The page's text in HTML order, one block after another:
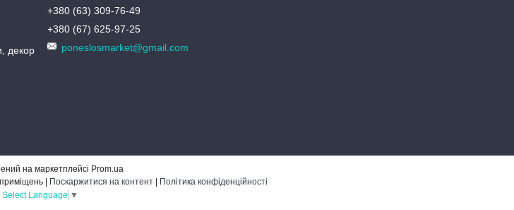
декор
+380 (63) 309-76-49
+380 (67) 625-97-25
poneslosmarket@gmail.com
на маркетплейсі Prom.ua
Поскаржитися на контент
Політика конфіденційності
Select Language ▼